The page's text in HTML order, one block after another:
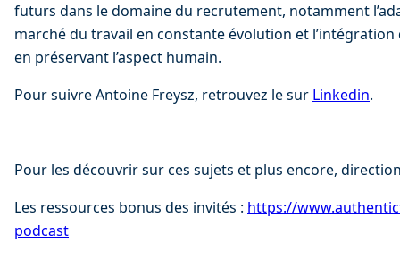
futurs dans le domaine du recrutement, notamment
marché du travail en constante évolution et
en préservant l’aspect humain.
Pour suivre Antoine Freysz, retrouvez le sur Linkedin.
Pour les découvrir sur ces sujets et plus encore,
Les ressources bonus des invités : ⁠⁠https://
podcast⁠